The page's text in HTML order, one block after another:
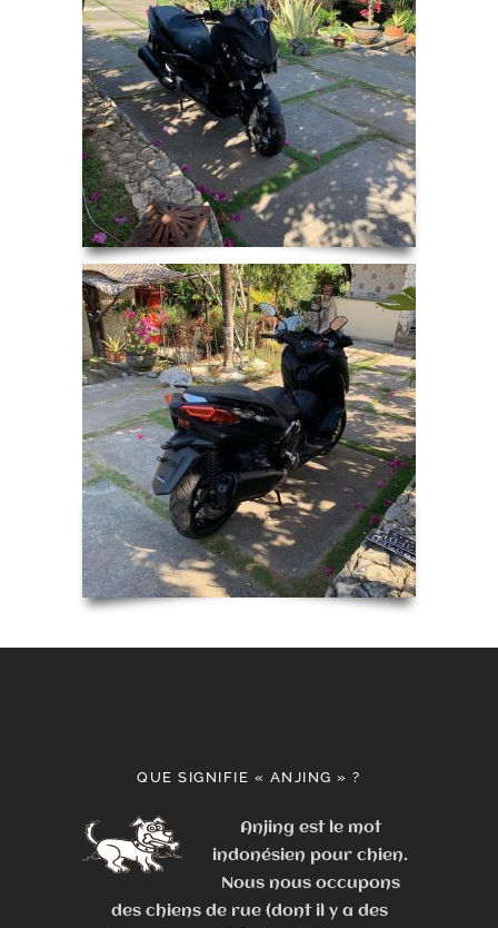
QUE SIGNIFIE « ANJING » ?
Anjing est le mot
indonésien pour chien.
Nous nous occupons
des chiens de rue (dont il y a des